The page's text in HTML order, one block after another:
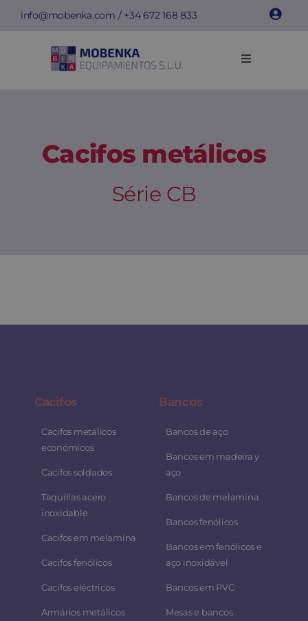
Skipinfo@mobenka.com / +34672 168 833
Toggle
Contato
Cacifos metálicos
Série CB
Cacifos
Cacifos metálicos
económicos
Cacifos soldados
Taquillas acero
inoxidable
Cacifos em melamina
Cacifos fenólicos
Cacifos eléctricos
Armários metálicos
Bancos
Bancos de aço
Bancos em madeira y
aço
Bancos de melamina
Bancos fenólicos
Bancos em fenólicos e
aço inoxidável
Bancos em PVC
Mesas e bancos